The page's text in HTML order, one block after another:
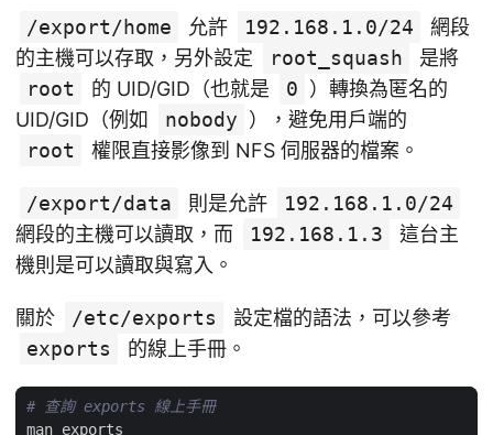
/export/home 允許 192.168.1.0/24
網段
的主機可以存取，另外設定
root_squash
是將
root
的 UID/GID（也就是 0 ）轉換為匿名的
UID/GID（例如
nobody ），避免用戶端的
root
權限直接影像到 NFS 伺服器的檔案。
/export/data 則是允許
192.168.1.0/24
網段的主機可以讀取，而
192.168.1.3
這台主
機則是可以讀取與寫入。
關於 /etc/exports
設定檔的語法，可以參考
exports
的線上手冊。
# 查詢 exports 線上手冊